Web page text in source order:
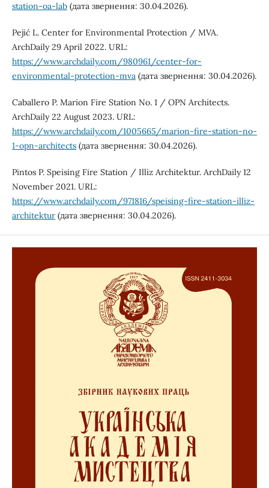
station-oa-lab(дата звернення: 30.04.2026).
Pejić L. Center for Environmental Protection / MVA.
ArchDaily 29 April 2022. URL:
https://www.archdaily.com/980961/center-for-
environmental-protection-mva(дата звернення: 30.04.2026).
Caballero P. Marion Fire Station No. 1 / OPN Architects.
ArchDaily 22 August 2023. URL:
https://www.archdaily.com/1005665/marion-fire-station-no-
1-opn-architects(дата звернення: 30.04.2026).
Pintos P. Speising Fire Station / Illiz Architektur. ArchDaily 12
November 2021. URL:
https://www.archdaily.com/971816/speising-fire-station-illiz-
architektur(дата звернення: 30.04.2026).